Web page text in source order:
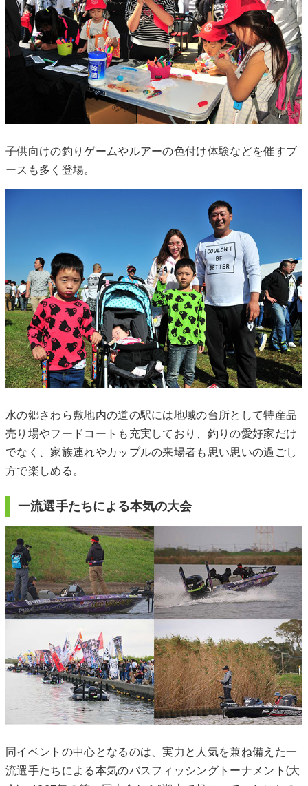
⼦供向けの釣りゲームやルアーの色付け体験などを催すブ
ースも多く登場。
水の郷さわら敷地内の道の駅には地域の台所として特産品
売り場やフードコートも充実しており、釣りの愛好家だけ
でなく、家族連れやカップルの来場者も思い思いの過ごし
方で楽しめる。
⼀流選⼿たちによる本気の大会
同イベントの中⼼となるのは、実力と人気を兼ね備えた⼀
流選⼿たちによる本気のバスフィッシングトーナメント(大